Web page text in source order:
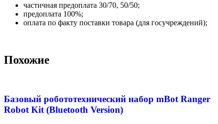
частичная предоплата 30/70, 50/50;
предоплата 100%;
оплата по факту поставки товара (для госучреждений);
Похожие
Базовый робототехнический набор mBot Ranger
Robot Kit (Bluetooth Version)